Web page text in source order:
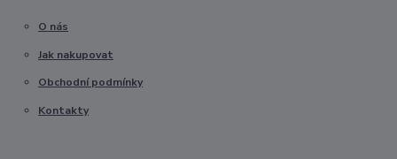
O nás
Jak nakupovat
Obchodní podmínky
Kontakty